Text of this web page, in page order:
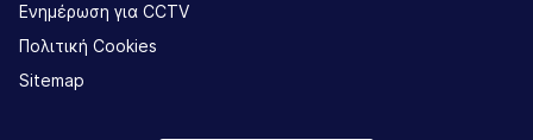
Ενημέρωση για CCTV
Πολιτική Cookies
Sitemap